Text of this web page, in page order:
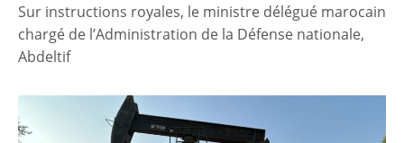
Sur instructions royales, le ministre délégué marocain
chargé de l’Administration de la Défense nationale,
Abdeltif